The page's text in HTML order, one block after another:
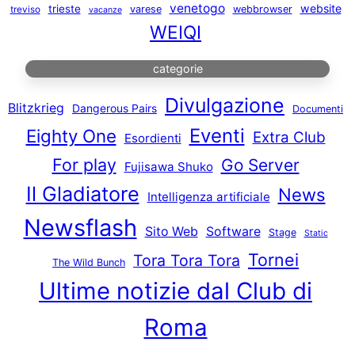
treviso trieste vacanze varese venetogo webbrowser website
WEIQI
categorie
Blitzkrieg Dangerous Pairs Divulgazione Documenti
Eighty One Esordienti Eventi Extra Club
For play Fujisawa Shuko Go Server
Il Gladiatore Intelligenza artificiale News
Newsflash Sito Web Software Stage Static
The Wild Bunch Tora Tora Tora Tornei
Ultime notizie dal Club di
Roma